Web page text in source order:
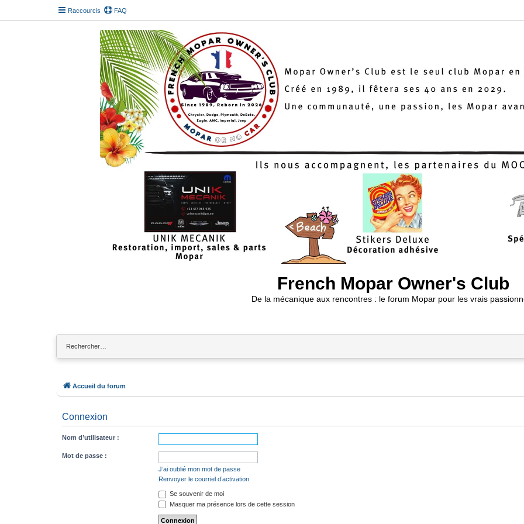
Raccourcis FAQ
French Mopar Owner's Club
De la mécanique aux rencontres : le forum Mopar pour les vrais
Accueil du forum
Connexion
Nom d’utilisateur :
Mot de passe :
J’ai oublié mon mot de passe
Renvoyer le courriel d’activation
Se souvenir de moi
Masquer ma présence lors de cette session